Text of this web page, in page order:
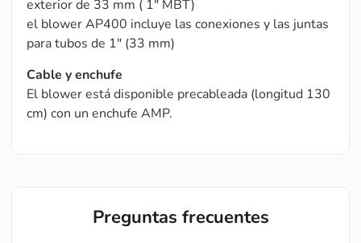
exterior de 33 mm ( 1″ MBT)
el blower AP400 incluye las conexiones y las juntas
para tubos de 1″ (33 mm)
Cable y enchufe
El blower está disponible precableada (longitud 130
cm) con un enchufe AMP.
Preguntas frecuentes